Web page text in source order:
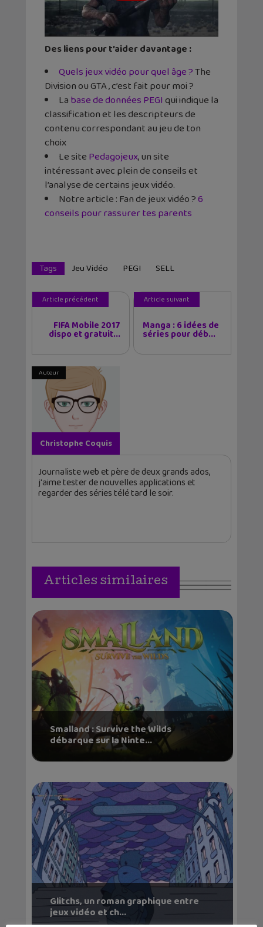
Des liens pour t’aider davantage :
Quels jeux vidéo pour quel âge ?The
Division ou GTA , c’est fait pour moi ?
Labase de données PEGIqui indique la
classification et les descripteurs de
contenu correspondant au jeu de ton
choix
Le sitePedagojeux, un site
intéressant avec plein de conseils et
l’analyse de certains jeux vidéo.
Notre article :Fan de jeux vidéo ?6
conseils pour rassurer tes parents
Tags Jeu Vidéo PEGI SELL
Article précédent
FIFA Mobile 2017
dispo et gratuit...
Article suivant
Manga : 6 idées de
séries pour déb...
Auteur
Christophe Coquis
Journaliste web et père de deux grands ados,
j'aime tester de nouvelles applications et
regarder des séries télé tard le soir.
Articles similaires
Smalland : Survive the Wilds
débarque sur la Ninte...
Glitchs, un roman graphique entre
jeux vidéo et ch...